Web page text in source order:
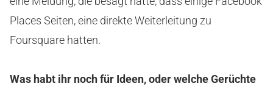
Places Seiten, eine direkte Weiterleitung zu
Foursquare hatten.
Was habt ihr noch für Ideen, oder welche Gerüchte